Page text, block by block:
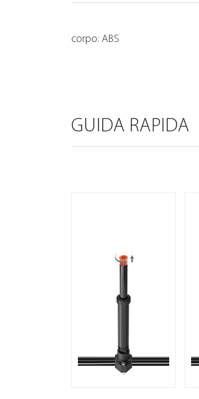
corpo: ABS
GUIDA RAPIDA